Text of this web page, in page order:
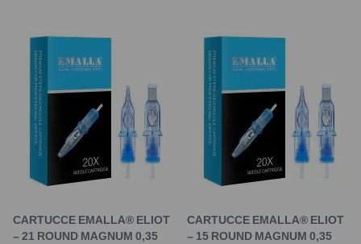
CARTUCCE EMALLA® ELIOT
– 21 ROUND MAGNUM 0,35
CARTUCCE EMALLA® ELIOT
– 15 ROUND MAGNUM 0,35